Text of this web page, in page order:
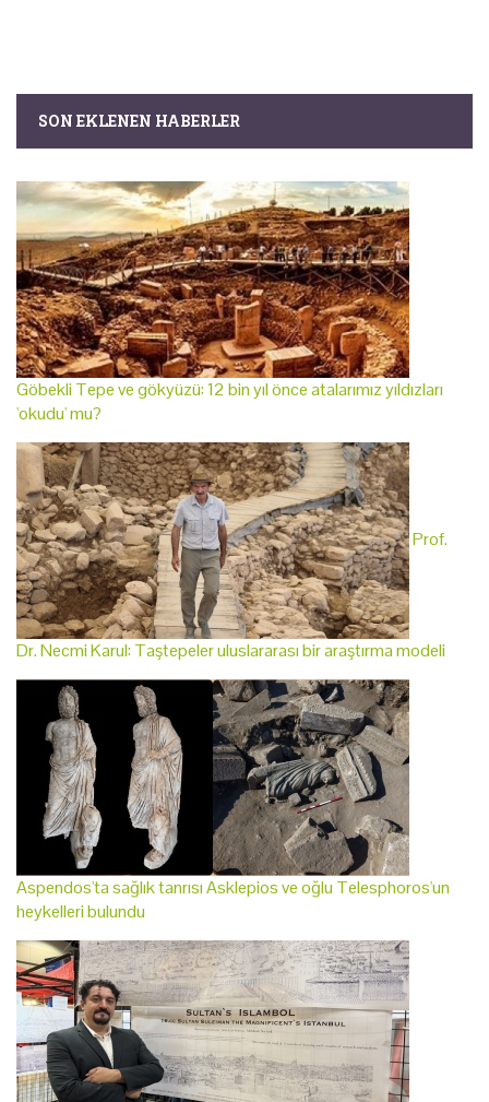
SON EKLENEN HABERLER
Göbekli Tepe ve gökyüzü: 12 bin yıl önce atalarımız yıldızları
'okudu' mu?
Prof.
Dr. Necmi Karul: Taştepeler uluslararası bir araştırma modeli
Aspendos'ta sağlık tanrısı Asklepios ve oğlu Telesphoros'un
heykelleri bulundu